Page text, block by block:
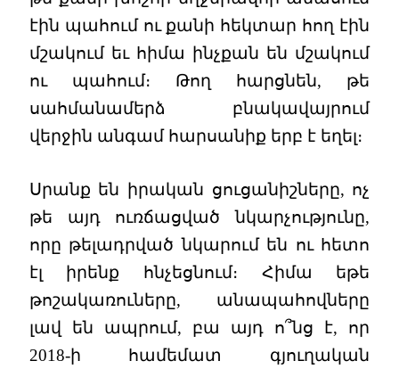
էին պահում ու քանի հեկտար հող էին
մշակում եւ հիմա ինչքան են մշակում
ու պահում։ Թող հարցնեն, թե
սահմանամերձ բնակավայրում
վերջին անգամ հարսանիք երբ է եղել։
Սրանք են իրական ցուցանիշները, ոչ
թե այդ ուռճացված նկարչությունը,
որը թելադրված նկարում են ու հետո
էլ իրենք հնչեցնում։ Հիմա եթե
թոշակառուները, անապահովները
լավ են ապրում, բա այդ ո՞նց է, որ
2018-ի համեմատ գյուղական